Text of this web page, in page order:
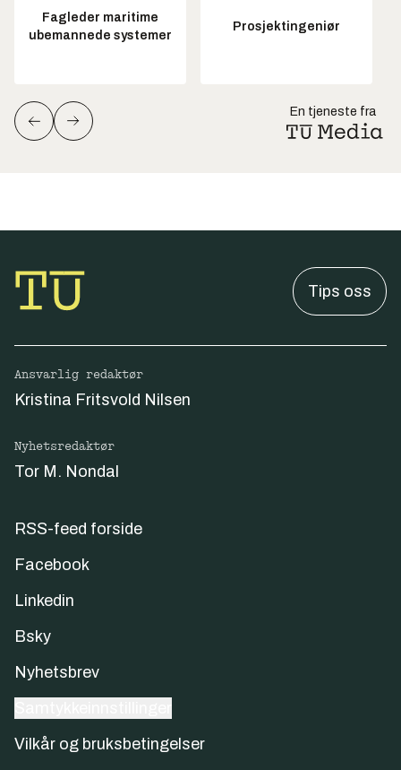
Fagleder maritime
ubemannede systemer
Prosjektingeniør
En tjeneste fra
Tips oss
Ansvarlig redaktør
Kristina Fritsvold Nilsen
Nyhetsredaktør
Tor M. Nondal
RSS-feed forside
Facebook
Linkedin
Bsky
Nyhetsbrev
Vilkår og bruksbetingelser